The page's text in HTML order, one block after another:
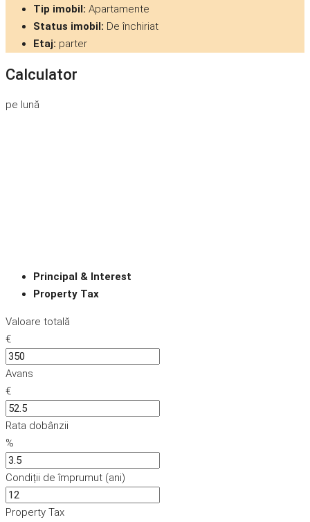
Tip imobil: Apartamente
Status imobil: De închiriat
Etaj: parter
Calculator
pe lună
Principal & Interest
Property Tax
Valoare totală
€
Avans
€
Rata dobânzii
%
Condiții de împrumut (ani)
Property Tax